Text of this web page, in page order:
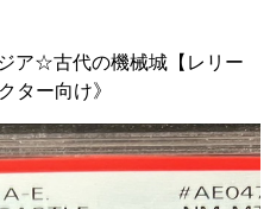
ア☆古代の機械城【レリー
ター向け》